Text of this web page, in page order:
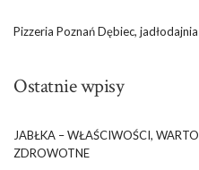
Pizzeria Poznań Dębiec, jadłodajnia
Ostatnie wpisy
JABŁKA – WŁAŚCIWOŚCI,
ZDROWOTNE